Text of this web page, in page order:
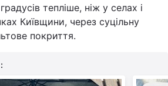
тепліше, ніж у селах і
Київщини, через суцільну
покриття.